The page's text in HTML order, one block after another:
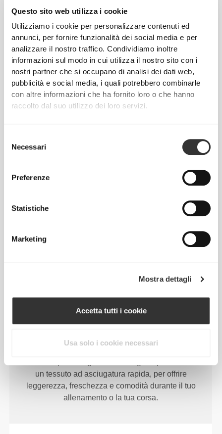
Questo sito web utilizza i cookie
Utilizziamo i cookie per personalizzare contenuti ed
annunci, per fornire funzionalità dei social media e per
analizzare il nostro traffico. Condividiamo inoltre
informazioni sul modo in cui utilizza il nostro sito con i
nostri partner che si occupano di analisi dei dati web,
pubblicità e social media, i quali potrebbero combinarle
con altre informazioni che ha fornito loro o che hanno
raccolto dal suo utilizzo dei loro servizi.
delNecessari
Preferenze
Statistiche
Marketing
Mostra dettagli
Accetta tutti i cookie
Usa solo i cookie necessari
PROGETTATO PERESSERE
FLESSIBILE
Fabbricazione elastica bidirezionale sviluppata in
offrire supporto e restare al posto loro durante gli
eccessivamente.
PIÙ DIQUANTO SEMBRI
un tessuto ad asciugatura rapida, per offrire
leggerezza, freschezza e comodità durante il tuo
allenamento o la tua corsa.